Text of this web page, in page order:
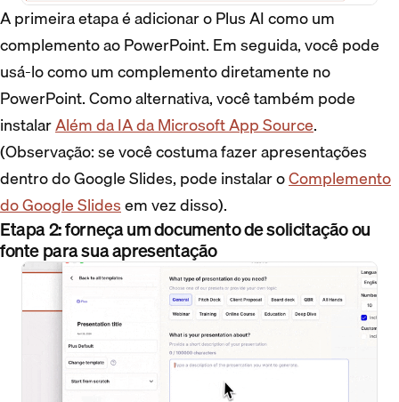
A primeira etapa é adicionar o Plus AI como um
complemento ao PowerPoint. Em seguida, você pode
usá-lo como um complemento diretamente no
PowerPoint. Como alternativa, você também pode
instalarAlém da IA da Microsoft App Source.
(Observação: se você costuma fazer apresentações
dentro do Google Slides, pode instalar oComplemento
do Google Slidesem vez disso).
Etapa 2: forneça um documento de solicitação ou
fonte para sua apresentação